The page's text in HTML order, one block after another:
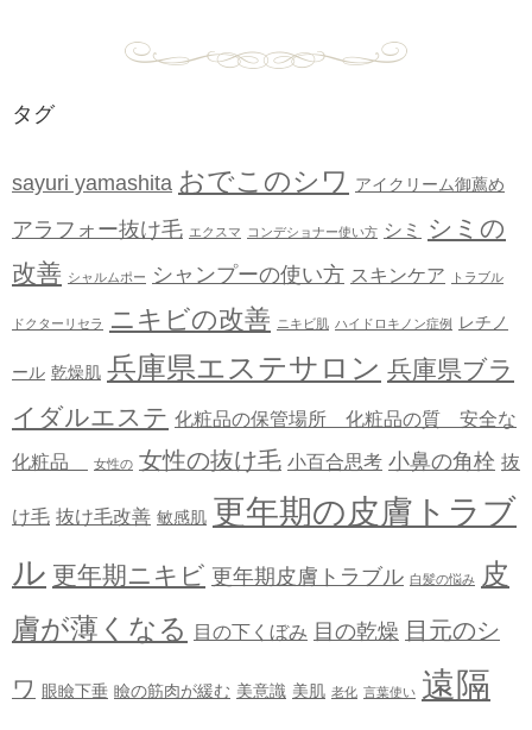
タグ
sayuri yamashita おでこのシワ アイクリーム御薦め
アラフォー抜け毛 エクスマ コンデショナー使い方 シミ
シミの
改善 シャルムポー シャンプーの使い方 スキンケア トラブル
ドクターリセラ ニキビの改善 ニキビ肌 ハイドロキノン症例 レチノ
ール 乾燥肌 兵庫県エステサロン 兵庫県ブラ
イダルエステ 化粧品の保管場所 化粧品の質 安全な
化粧品
女性の 女性の抜け毛 小百合思考 小鼻の角栓 抜
け毛 抜け毛改善 敏感肌 更年期の皮膚トラブ
ル 更年期ニキビ 更年期皮膚トラブル 白髪の悩み
皮
膚が薄くなる
目の下くぼみ 目の乾燥 目元のシ
ワ 眼瞼下垂 瞼の筋肉が緩む 美意識 美肌 老化 言葉使い 遠隔